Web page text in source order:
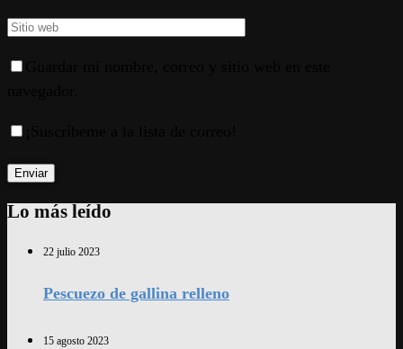
Lo más leído
22 julio 2023
Pescuezo de gallina relleno
15 agosto 2023